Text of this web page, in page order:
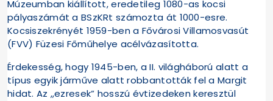
Múzeumban kiállított, eredetileg 1080-as kocsi
pályaszámát a BSzKRt számozta át 1000-esre.
Kocsiszekrényét 1959-ben a Fővárosi Villamosvasút
(FVV) Füzesi Főműhelye acélvázasította.
Érdekesség, hogy 1945-ben, a II. világháború alatt a
típus egyik járműve alatt robbantották fel a Margit
hidat. Az „ezresek” hosszú évtizedeken keresztül